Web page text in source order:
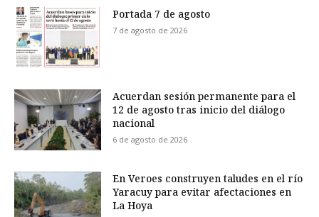
Portada 7 de agosto
7 de agosto de 2026
Acuerdan sesión permanente para el
12 de agosto tras inicio del diálogo
nacional
6 de agosto de 2026
En Veroes construyen taludes en el río
Yaracuy para evitar afectaciones en
La Hoya